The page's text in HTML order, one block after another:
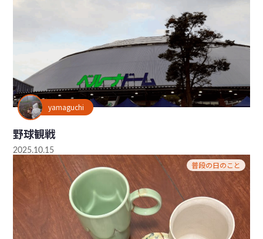
yamaguchi
野球観戦
2025.10.15
普段の日のこと